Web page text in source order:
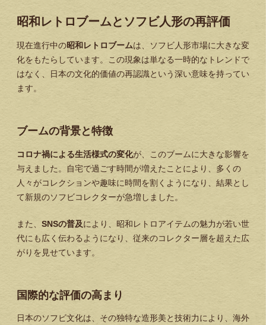
昭和レトロブームとソフビ人形の再評価
現在進行中の昭和レトロブームは、ソフビ人形市場に大きな変
化をもたらしています。この現象は単なる一時的なトレンドで
はなく、日本の文化的価値の再認識という深い意味を持ってい
ます。
ブームの背景と特徴
コロナ禍による生活様式の変化が、このブームに大きな影響を
与えました。自宅で過ごす時間が増えたことにより、多くの
人々がコレクションや趣味に時間を割くようになり、結果とし
て新規のソフビコレクターが急増しました。
また、 SNSの普及により、昭和レトロアイテムの魅力が若い世
代にも広く伝わるようになり、従来のコレクター層を超えた広
がりを見せています。
国際的な評価の高まり
日本のソフビ文化は、その独特な造形美と技術力により、海外